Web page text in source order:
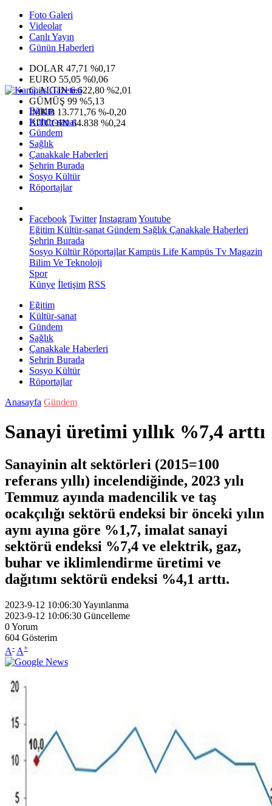
Foto Galeri
Videolar
Canlı Yayın
Günün Haberleri
DOLAR 47,71 %0,17
EURO 55,05 %0,06
G.ALTIN6.622,80 %2,01
GÜMÜŞ 99 %5,13
IMKB 13.771,76 %-0,20
BITCOIN64.838 %0,24
Eğitim
Kültür-sanat
Gündem
Sağlık
Çanakkale Haberleri
Şehrin Burada
Sosyo Kültür
Röportajlar
Facebook Twitter InstagramYoutube
Eğitim Kültür-sanat Gündem Sağlık Çanakkale Haberleri
Şehrin Burada
Sosyo KültürRöportajlarKampüs Life Kampüs Tv Magazin
Bilim Ve Teknoloji
Spor
Künye İletişim RSS
Eğitim
Kültür-sanat
Gündem
Sağlık
Çanakkale Haberleri
Şehrin Burada
Sosyo Kültür
Röportajlar
Anasayfa Gündem
Sanayi üretimi yıllık %7,4 arttı
Sanayinin alt sektörleri (2015=100
referans yıllı) incelendiğinde, 2023 yılı
Temmuz ayında madencilik ve taş
ocakçılığı sektörü endeksi bir önceki yılın
aynı ayına göre %1,7, imalat sanayi
sektörü endeksi %7,4 ve elektrik, gaz,
buhar ve iklimlendirme üretimi ve
dağıtımı sektörü endeksi %4,1 arttı.
2023-9-12 10:06:30Yayınlanma
2023-9-12 10:06:30 Güncelleme
0Yorum
604 Gösterim
A- A+